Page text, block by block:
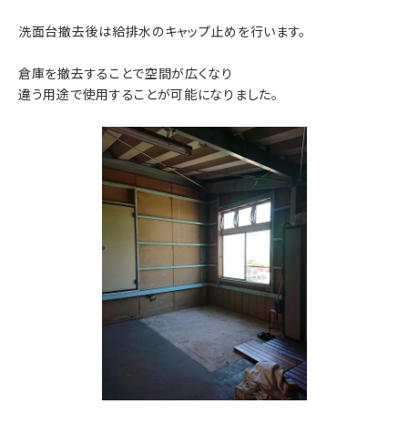
洗面台撤去後は給排水のキャップ止めを行います。
倉庫を撤去することで空間が広くなり
違う用途で使用することが可能になりました。